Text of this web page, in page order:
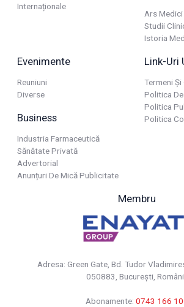
Internaționale
Ars Medici
Studii
Istoria
Evenimente
Reuniuni
Diverse
Business
Industria Farmaceutică
Sănătate Privată
Advertorial
Anunțuri De Mică Publicitate
Link-Uri
Termeni
Politica
Politica
Politica
Membru
Adresa: Green Gate, Bd. Tudor
050883, Bucureşti,
Abonamente: 0743 166